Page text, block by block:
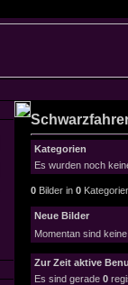
Kategorien
Es wurden noch
0 Bilder in 0
Neue Bilder
Momentan sind
Zur Zeit aktive
Es sind gerade 0